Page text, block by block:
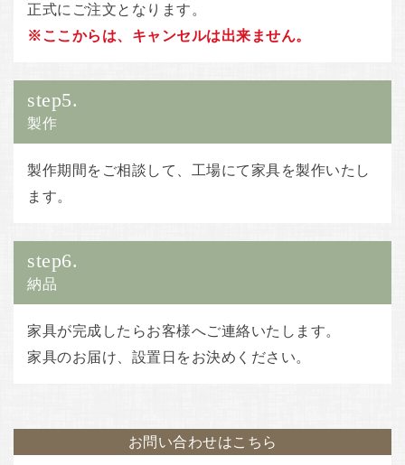
正式にご注文となります。
※ここからは、キャンセルは出来ません。
step5.
製作
製作期間をご相談して、工場にて家具を製作いたし
ます。
step6.
納品
家具が完成したらお客様へご連絡いたします。
家具のお届け、設置日をお決めください。
お問い合わせはこちら